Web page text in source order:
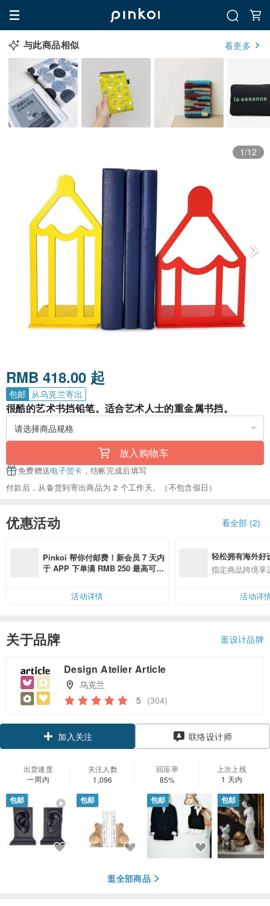
与此商品相似 看更多
1/12
RMB 418.00 起
包邮 从乌克兰寄出
很酷的艺术书挡铅笔。适合艺术人士的重金属书挡。
放入购物车
免费赠送电子贺卡 ，结帐完成后填写
付款后，从备货到寄出商品为 2 个工作天。（不包含假日）
优惠活动 看全部 (2)
Pinkoi 帮你付邮费！新会员 7 天内
于 APP 下单满 RMB 250 最高可折
活动详情
轻松拥有海外好
指定商品跨境享
活动详
关于品牌 逛设计品牌
Design Atelier Article
乌克兰
5 (304)
加入关注 联络设计师
出货速度
一周内
关注人数
1,096
回应率
85%
上次上线
1 天内
包邮 包邮 包邮 包邮
逛全部商品